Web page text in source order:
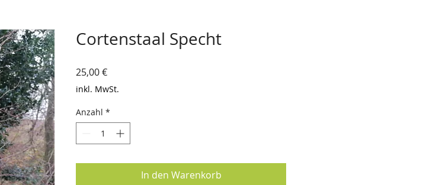
Cortenstaal Specht
25,00 €Preis
inkl. MwSt.
Anzahl *
In den Warenkorb